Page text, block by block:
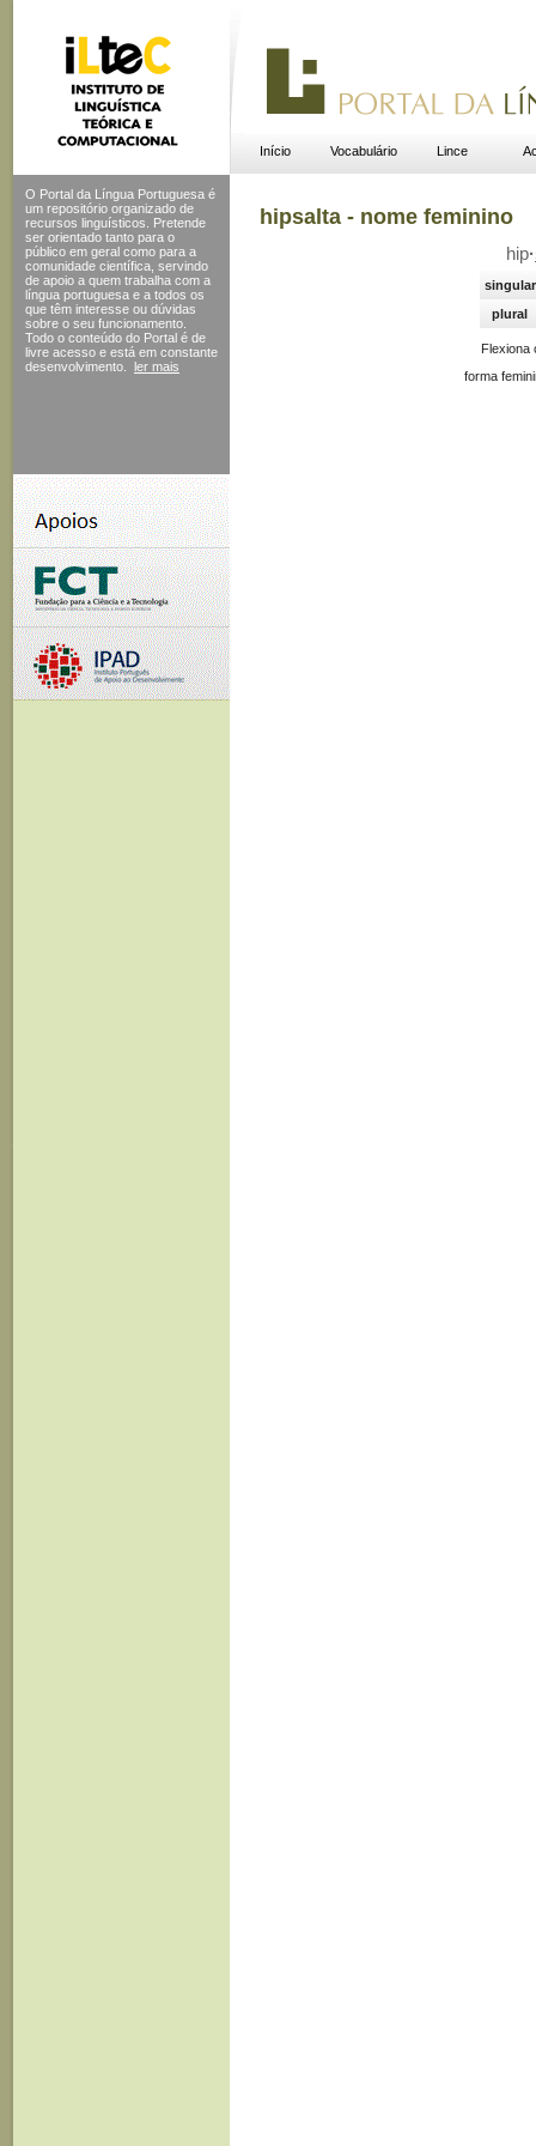
Início Vocabulário Lince
O Portal da Língua Portuguesa é
um repositório organizado de
recursos linguísticos. Pretende
ser orientado tanto para o
público em geral como para a
comunidade científica, servindo
de apoio a quem trabalha com a
língua portuguesa e a todos os
que têm interesse ou dúvidas
sobre o seu funcionamento.
Todo o conteúdo do Portal é de
livre acesso e está em constante
desenvolvimento.
ler mais
hipsalta - nome feminino
hip·
singular
plural
Flexiona
forma